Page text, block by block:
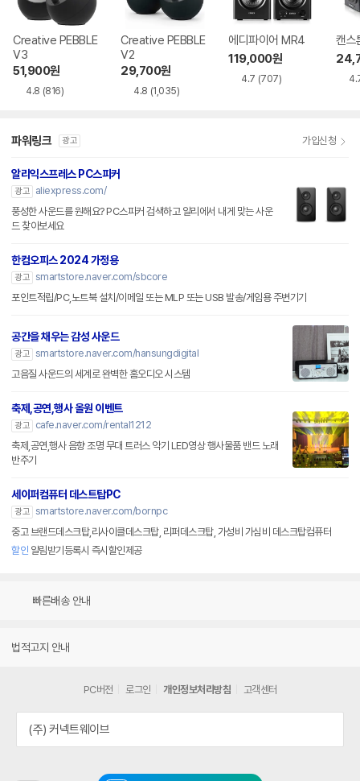
Creative PEBBLE
V3
51,900원
4.8 (816)
Creative PEBBLE
V2
29,700원
4.8 (1,035)
에디파이어 MR4
119,000원
4.7 (707)
캔스
파워링크 광고 가입신청
알리익스프레스 PC스피커
광고
aliexpress.com/
풍성한 사운드를 원해요? PC스피커 검색하고 알리에서 내게 맞는 사운
드 찾아보세요
한컴오피스 2024 가정용
광고 smartstore.naver.com/sbcore
포인트적립/PC,노트북 설치/이메일 또는 MLP 또는 USB 발송/게임용 주변기기
공간을 채우는 감성 사운드
광고 smartstore.naver.com/hansungdigital
고음질 사운드의 세계로 완벽한 홈오디오 시스템
축제,공연,행사 올원 이벤트
광고
cafe.naver.com/rental1212
축제,공연,행사 음향 조명 무대 트러스 악기 LED영상 행사물품 밴드 노래
반주기
세이퍼컴퓨터 데스트탑PC
광고 smartstore.naver.com/bornpc
중고 브랜드데스크탑,리사이클데스크탑, 리퍼데스크탑, 가성비 가심비 데스크탑컴퓨터
할인 알림받기등록시 즉시할인제공
빠른배송 안내
법적고지 안내
PC버전 로그인 개인정보처리방침 고객센터
(주) 커넥트웨이브